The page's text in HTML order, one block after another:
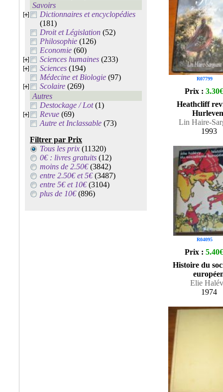
Savoirs
Dictionnaires et encyclopédies
(181)
Droit et Législation (52)
Philosophie (126)
Economie (60)
Sciences humaines (233)
Sciences (194)
Médecine et Biologie (97)
Scolaire (269)
Autres
Destockage / Lot(1)
Revue (69)
Autre et Inclassable (73)
Filtrer par Prix
Tous les prix (11320)
0€ : livres gratuits (12)
moins de 2.50€(3842)
entre 2.50€ et 5€(3487)
entre 5€ et 10€(3104)
plus de 10€(896)
R07799
Prix : 3.30€
Heathcliff
Lin Haire-
1993
R04095
Prix : 5.40€
Histoire du
Elie
1974